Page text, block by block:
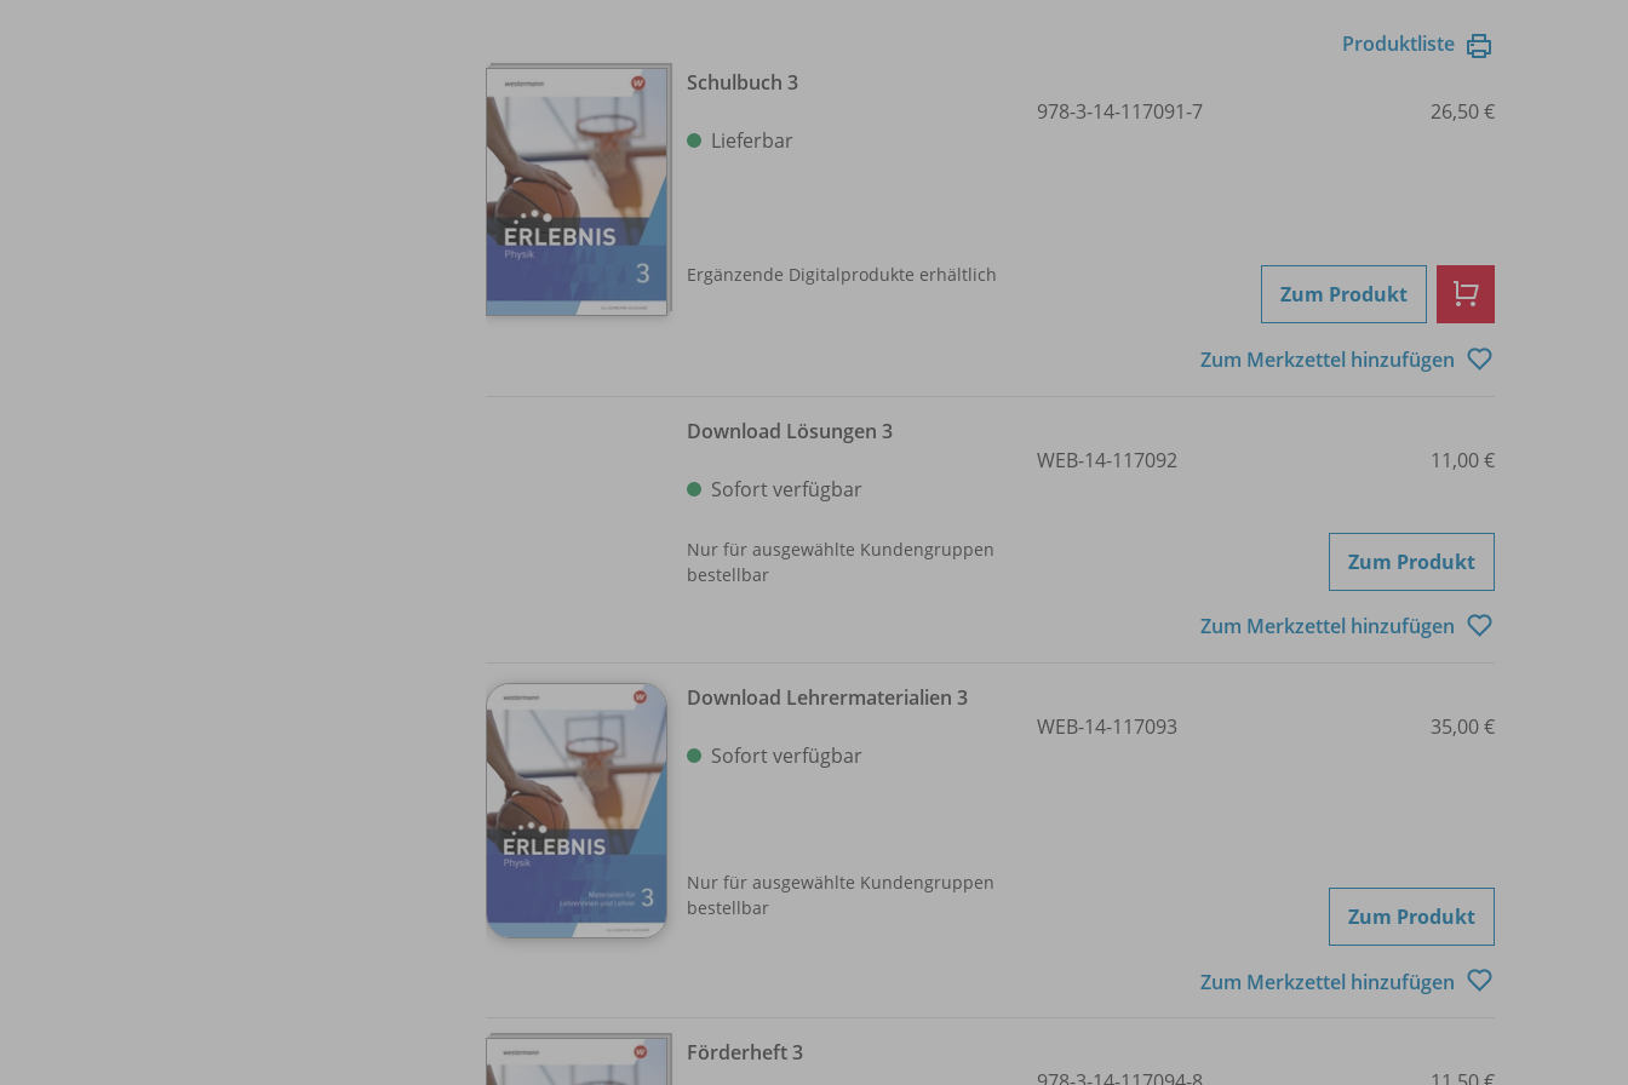
Produktliste
Schulbuch 3
Lieferbar
Ergänzende Digitalprodukte erhältlich
978-3-14-117091-7 26,50 €
Zum Produkt
Zum Merkzettel hinzufügen
Download Lösungen 3
Sofort verfügbar
Nur für ausgewählte Kundengruppen
bestellbar
WEB-14-117092 11,00 €
Zum Produkt
Zum Merkzettel hinzufügen
Download Lehrermaterialien 3
Sofort verfügbar
Nur für ausgewählte Kundengruppen
bestellbar
WEB-14-117093 35,00 €
Zum Produkt
Zum Merkzettel hinzufügen
Förderheft 3